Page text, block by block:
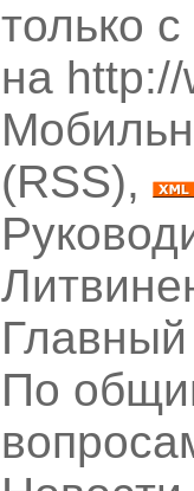
только
на
(RSS),
По